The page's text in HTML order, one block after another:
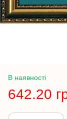
В наявності
642.20